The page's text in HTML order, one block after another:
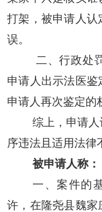
打架，被申请人
误。
二、行政处
申请人出示法医
申请人再次鉴定的
综上，申请
序违法且适用法律
被申请人称：
一、案件的
许，在隆尧县魏家